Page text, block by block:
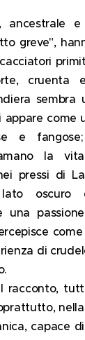
ancestrale e
greve",
cruenta
sembra
appare come
e
la
pressi di
lato
una
di
racconto,
capace